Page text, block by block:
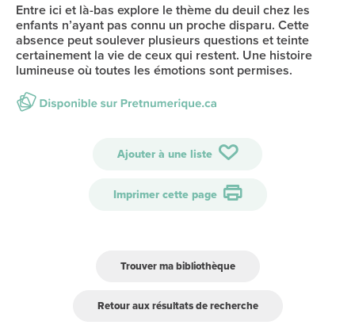
Entre ici et là-bas explore le thème du deuil chez les
enfants n’ayant pas connu un proche disparu. Cette
absence peut soulever plusieurs questions et teinte
certainement la vie de ceux qui restent. Une histoire
lumineuse où toutes les émotions sont permises.
Ajouter à une liste
Imprimer cette page
Trouver ma bibliothèque
Retour aux résultats de recherche